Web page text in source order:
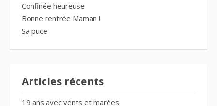
Confinée heureuse
Bonne rentrée Maman !
Sa puce
Articles récents
19 ans avec vents et marées